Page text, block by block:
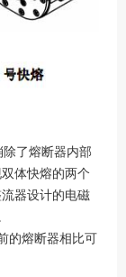
了熔断器内部
体快熔的两个
器设计的电磁
的熔断器相比可